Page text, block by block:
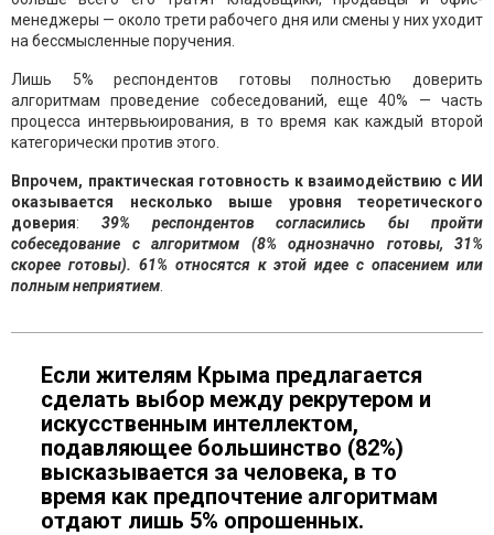
менеджеры — около трети рабочего дня или смены у них уходит
на бессмысленные поручения.
Лишь 5% респондентов готовы полностью доверить
алгоритмам проведение собеседований, еще 40% — часть
процесса интервьюирования, в то время как каждый второй
категорически против этого.
Впрочем, практическая готовность к взаимодействию с ИИ
оказывается несколько выше уровня теоретического
доверия: 39% респондентов согласились бы пройти
собеседование с алгоритмом (8% однозначно готовы, 31%
скорее готовы). 61% относятся к этой идее с опасением или
полным неприятием
Если жителям Крыма предлагается
сделать выбор между рекрутером и
искусственным интеллектом,
подавляющее большинство (82%)
высказывается за человека, в то
время как предпочтение алгоритмам
отдают лишь 5% опрошенных.